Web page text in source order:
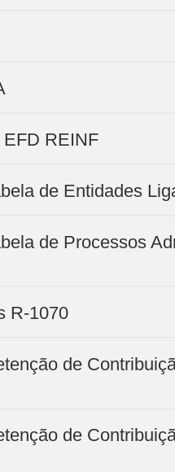
REINF
de Entidades
de Processos
R-1070
de
de